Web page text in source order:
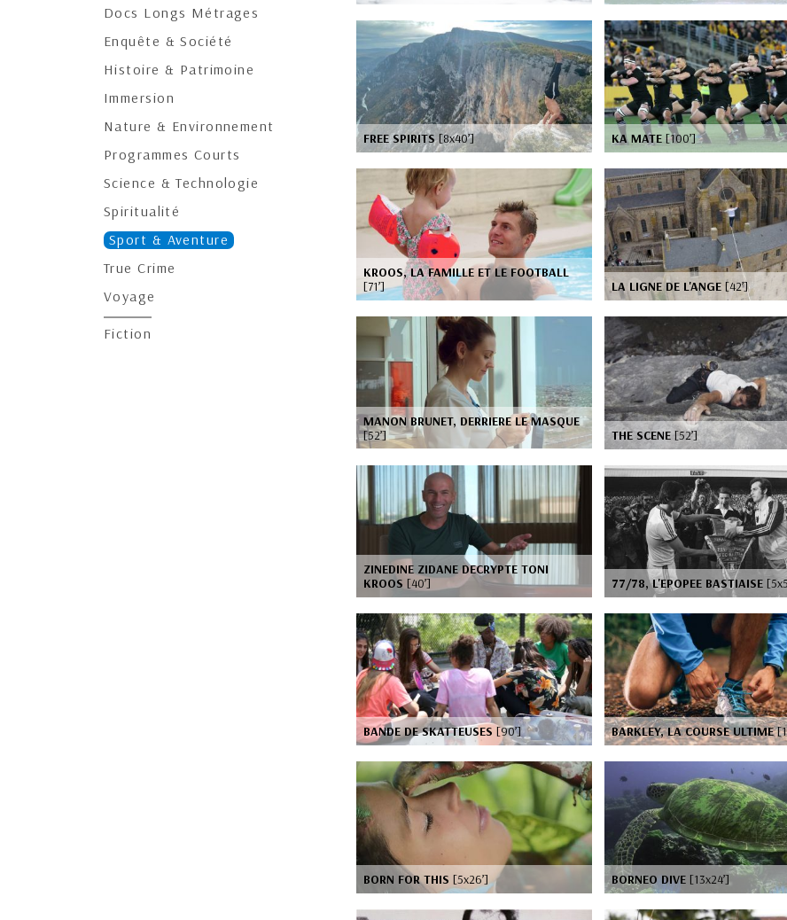
Docs Longs Métrages
Enquête & Société
Histoire & Patrimoine
Immersion
Nature & Environnement
Programmes Courts
Science & Technologie
Spiritualité
Sport & Aventure
True Crime
Voyage
Fiction
FREE SPIRITS[8x40’] KA MATE[100’]
KROOS, LA FAMILLE ET LE FOOTBALL
[71’]
LA LIGNE DE L'ANGE [42’]
MANON BRUNET, DERRIERE LE MASQUE
[52’]
THE SCENE[52’]
ZINEDINE ZIDANE DECRYPTE TONI
KROOS [40’] 77/78, L'EPOPEE BASTIAISE
BANDE DE SKATTEUSES [90’] BARKLEY, LA COURSE ULTIME
BORN FOR THIS [5x26’] BORNEO DIVE [13x24’]